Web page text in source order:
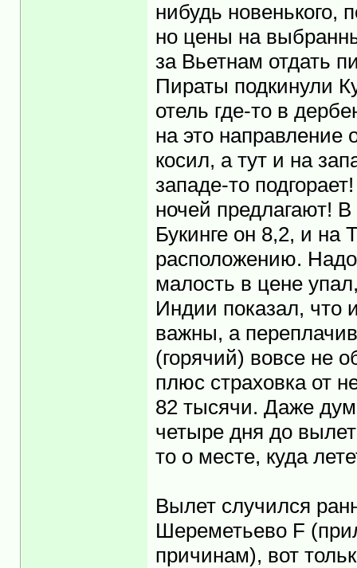
нибудь новенького,
но цены на
за Вьетнам отдать
Пираты подкинули
отель где-то в
на это направление
косил, а тут и на
западе-то
ночей предлагают!
Букинге он 8,2, и на
расположению.
малость в цене
Индии показал, что
важны, а
(горячий) вовсе не
плюс страховка от
82 тысячи. Даже
четыре дня до
то о месте, куда
Вылет случился
Шереметьево F
причинам), вот